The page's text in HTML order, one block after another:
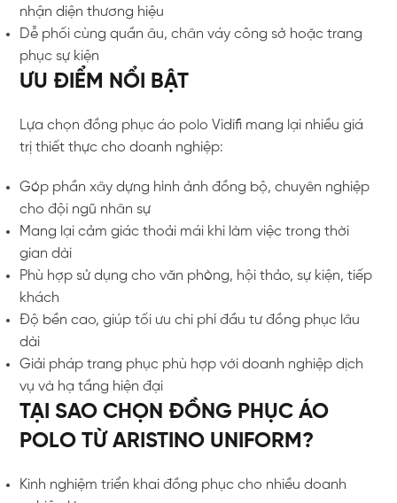
nhận diện thương hiệu
Dễ phối cùng quần âu, chân váy công sở hoặc trang
phục sự kiện
ƯU ĐIỂM NỔI BẬT
Lựa chọn đồng phục áo polo Vidifi mang lại nhiều giá
trị thiết thực cho doanh nghiệp:
Góp phần xây dựng hình ảnh đồng bộ, chuyên nghiệp
cho đội ngũ nhân sự
Mang lại cảm giác thoải mái khi làm việc trong thời
gian dài
Phù hợp sử dụng cho văn phòng, hội thảo, sự kiện, tiếp
khách
Độ bền cao, giúp tối ưu chi phí đầu tư đồng phục lâu
dài
Giải pháp trang phục phù hợp với doanh nghiệp dịch
vụ và hạ tầng hiện đại
TẠI SAO CHỌN ĐỒNG PHỤC ÁO
POLO TỪ ARISTINO UNIFORM?
Kinh nghiệm triển khai đồng phục cho nhiều doanh